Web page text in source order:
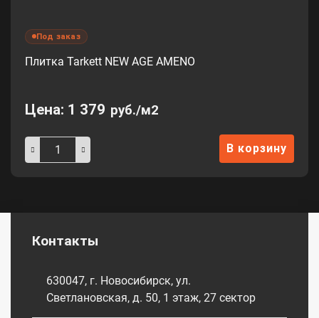
Под заказ
Плитка Tarkett NEW AGE AMENO
Цена: 1 379 руб./м2
В корзину
Контакты
630047, г. Новосибирск, ул.
Светлановская, д. 50, 1 этаж, 27 сектор